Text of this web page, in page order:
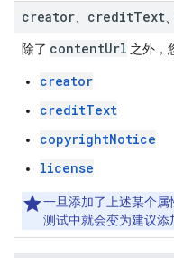
creator creditText
除了 contentUrl 之外，
creator
creditText
copyrightNotice
license
一旦添加了上述某个
测试中就会变为建议添